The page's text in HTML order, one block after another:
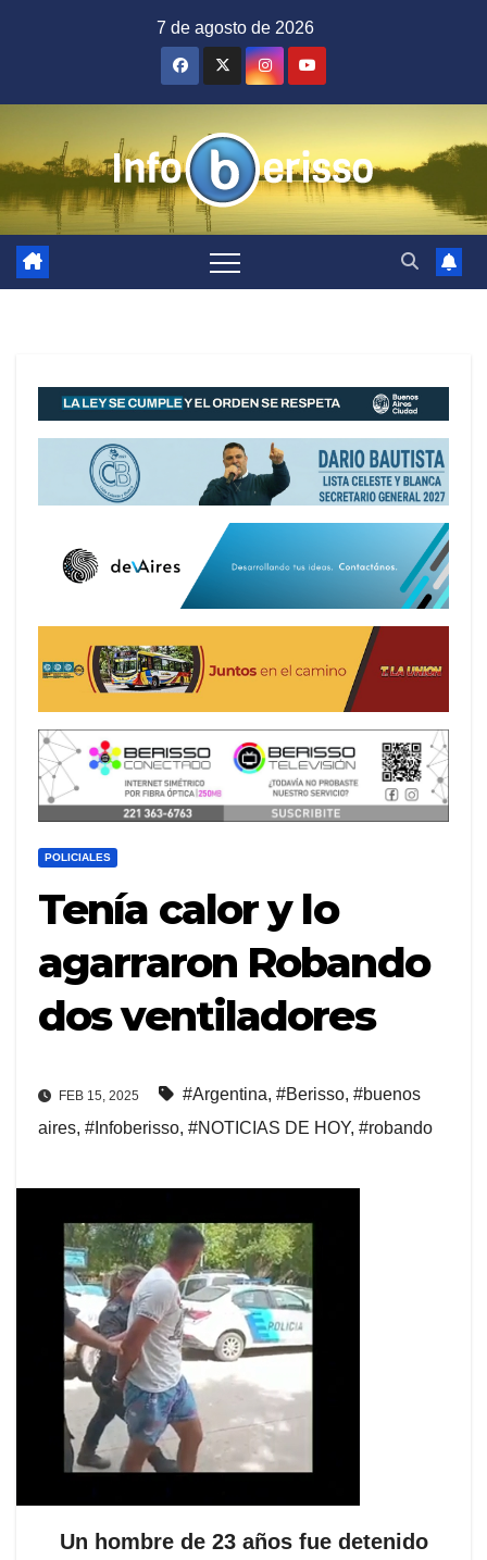
7 de agosto de 2026
POLICIALES
Tenía calor y lo
agarraron Robando
dos ventiladores
FEB 15, 2025 #Argentina, #Berisso, #buenos
aires, #Infoberisso, #NOTICIAS DE HOY, #robando
Un hombre de 23 años fue detenido